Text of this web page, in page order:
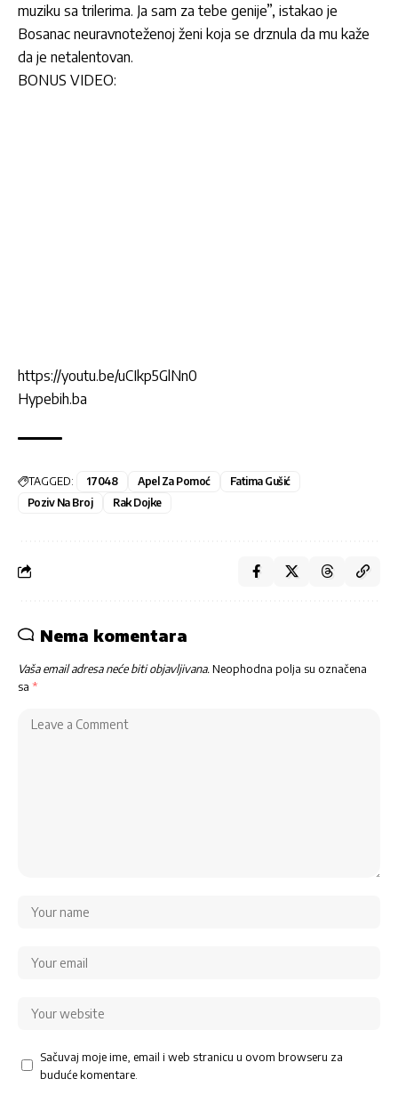
muziku sa trilerima. Ja sam za tebe genije”, istakao je
Bosanac neuravnoteženoj ženi koja se drznula da mu kaže
da je netalentovan.
BONUS VIDEO:
https://youtu.be/uCIkp5GlNn0
Hypebih.ba
TAGGED: 17048 Apel Za Pomoć
Fatima Gušić
Poziv Na Broj
Rak Dojke
Nema komentara
Vaša email adresa neće biti objavljivana. Neophodna polja su označena
sa *
Sačuvaj moje ime, email i web stranicu u ovom browseru za
buduće komentare.